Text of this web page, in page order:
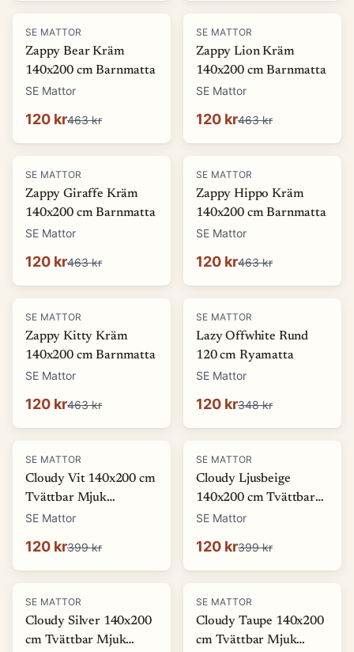
-74 %
SE MATTOR
Zappy Bear Kräm
140x200 cm Barnmatta
SE Mattor
120 kr463 kr
-74 %
SE MATTOR
Zappy Lion Kräm
140x200 cm Barnmatta
SE Mattor
120 kr463 kr
-74 %
SE MATTOR
Zappy Giraffe Kräm
140x200 cm Barnmatta
SE Mattor
120 kr463 kr
-74 %
SE MATTOR
Zappy Hippo Kräm
140x200 cm Barnmatta
SE Mattor
120 kr463 kr
-74 %
SE MATTOR
Zappy Kitty Kräm
140x200 cm Barnmatta
SE Mattor
120 kr463 kr
-66%
SE MATTOR
Lazy Offwhite Rund
120 cm Ryamatta
SE Mattor
120 kr348 kr
-70%
SE MATTOR
Cloudy Vit 140x200 cm
Tvättbar Mjuk
Ryamatta
SE Mattor
120 kr399 kr
-70%
SE MATTOR
Cloudy Ljusbeige
140x200 cm Tvättbar
Mjuk Ryamatta
SE Mattor
120 kr399 kr
-70%
SE MATTOR
Cloudy Silver 140x200
cm Tvättbar Mjuk
-70%
SE MATTOR
Cloudy Taupe 140x200
cm Tvättbar Mjuk